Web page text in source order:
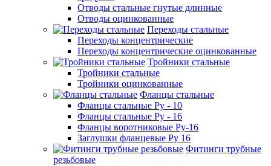
Отводы стальные гнутые длинные
Отводы оцинкованные
Переходы стальные
Переходы концентрические
Переходы концентрические оцинкованные
Тройники стальные
Тройники стальные
Тройники оцинкованные
Фланцы стальные
Фланцы стальные Ру - 10
Фланцы стальные Ру - 16
Фланцы воротниковые Ру-16
Заглушки фланцевые Ру 16
Фитинги трубные
резьбовые